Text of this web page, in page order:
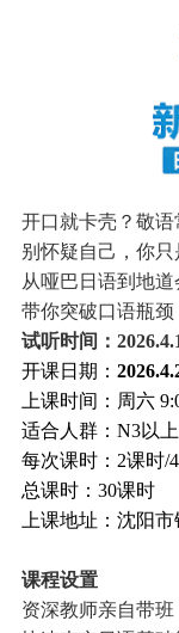
开口就卡壳？敬语
别怀疑自己，你只
从哑巴日语到地
带你突破口语瓶
试听时间：
开课日期：
上课时间：周六
适合人群：N3以上
每次课时：2课时/
总课时：30课时
上课地址：沈阳
课程设置
资深教师亲自带